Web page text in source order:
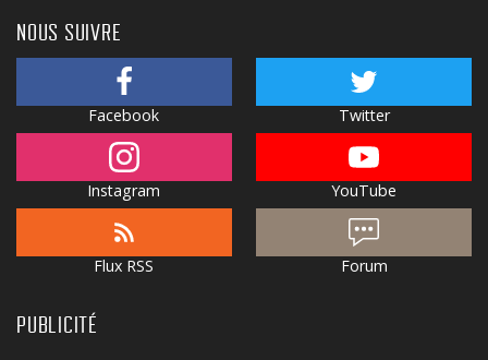
NOUS SUIVRE
Facebook Twitter
Instagram YouTube
Flux RSS Forum
PUBLICITÉ